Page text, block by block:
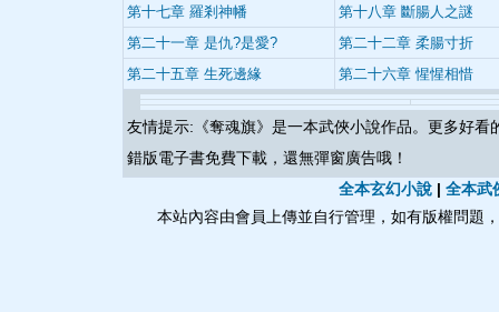
第十七章 羅剎神幡
第十八章 斷腸人之謎
第二十一章 是仇?是愛?
第二十二章 柔腸寸折
第二十五章 生死邊緣
第二十六章 惺惺相惜
友情提示:《奪魂旗》是一本武俠小說作品。更多好看
錯版電子書免費下載，還無彈窗廣告哦！
全本玄幻小說 | 全本武
本站內容由會員上傳並自行管理，如有版權問題